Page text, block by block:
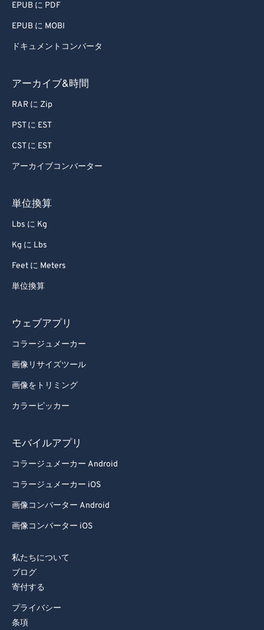
EPUB に PDF
EPUB に MOBI
ドキュメントコンバータ
アーカイブ&時間
RAR に Zip
PST に EST
CST に EST
アーカイブコンバーター
単位換算
Lbs に Kg
Kg に Lbs
Feet に Meters
単位換算
ウェブアプリ
コラージュメーカー
画像リサイズツール
画像をトリミング
カラーピッカー
モバイルアプリ
コラージュメーカー Android
コラージュメーカー iOS
画像コンバーター Android
画像コンバーター iOS
私たちについて
ブログ
寄付する
プライバシー
条項